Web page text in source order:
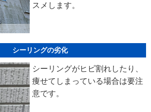
スメします。
シーリングの劣化
シーリングがヒビ割れしたり、
痩せてしまっている場合は要注
意です。